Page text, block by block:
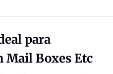
para
Mail Boxes Etc